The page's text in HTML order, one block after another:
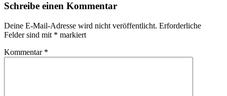
Schreibe einen Kommentar
Deine E-Mail-Adresse wird nicht veröffentlicht. Erforderliche
Felder sind mit * markiert
Kommentar *